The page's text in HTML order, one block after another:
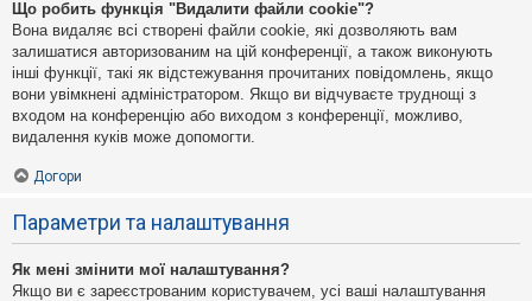
Що робить функція "Видалити файли cookie"?
Вона видаляє всі створені файли cookie, які дозволяють вам
залишатися авторизованим на цій конференції, а також виконують
інші функції, такі як відстежування прочитаних повідомлень, якщо
вони увімкнені адміністратором. Якщо ви відчуваєте труднощі з
входом на конференцію або виходом з конференції, можливо,
видалення куків може допомогти.
Догори
Параметри та налаштування
Як мені змінити мої налаштування?
Якщо ви є зареєстрованим користувачем, усі ваші налаштування